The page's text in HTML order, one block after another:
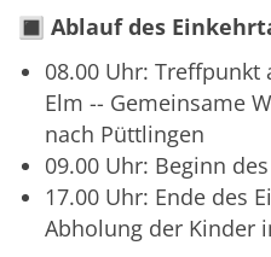
🔳 Ablauf des
08.00 Uhr: Treffpunkt
Elm -- Gemeinsame
nach Püttlingen
09.00 Uhr: Beginn
17.00 Uhr: Ende des
Abholung der Kinder